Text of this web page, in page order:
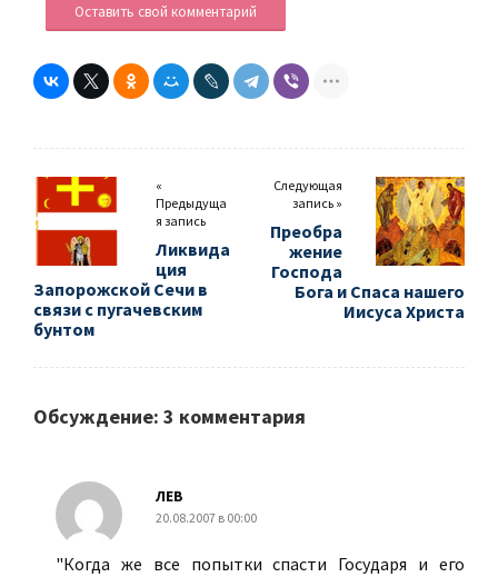
Оставить свой комментарий
«
Предыдуща
я запись
Ликвида
ция
Запорожской Сечи в
связи с пугачевским
бунтом
Следующая
запись »
Преобра
жение
Господа
Бога и Спаса нашего
Иисуса Христа
Обсуждение: 3 комментария
ЛЕВ
20.08.2007 в 00:00
"Когда же все попытки спасти Государя и его